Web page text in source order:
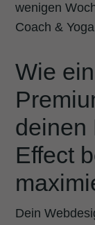
wenigen
Coach &
Wie
deinen
Effect
Dein